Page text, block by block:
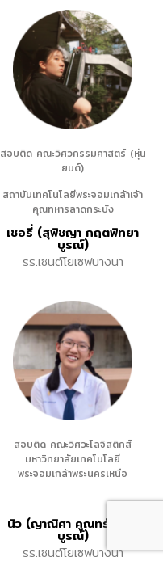
สอบติด คณะวิศวกรรมศาสตร์ (หุ่น
ยนต์)
สถาบันเทคโนโลยีพระจอมเกล้าเจ้า
คุณทหารลาดกระบัง
เชอรี่ (สุพิชญา กฤตพิทยา
บูรณ์)
รร.เซนต์โยเซฟบางนา
สอบติด คณะวิศวะโลจิสติกส์
มหาวิทยาลัยเทคโนโลยี
พระจอมเกล้าพระนครเหนือ
นิว (ญาณิศา คูณทรัพย์ไพ
บูรณ์)
รร.เซนต์โยเซฟบางนา